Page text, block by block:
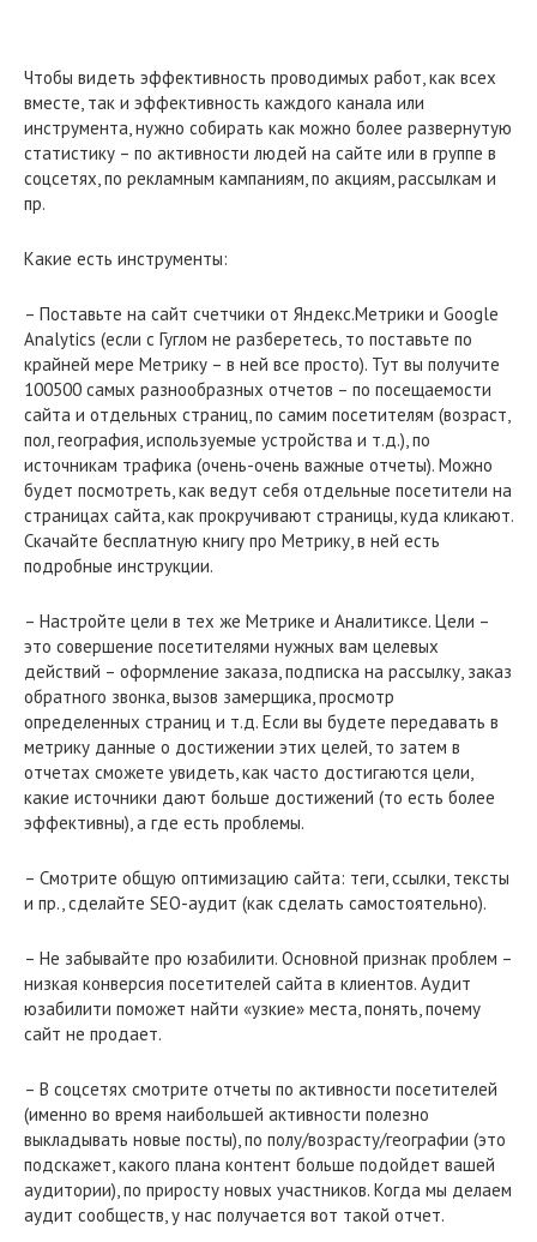
Чтобы видеть эффективность проводимых работ, как всех
вместе, так и эффективность каждого канала или
инструмента, нужно собирать как можно более развернутую
статистику – по активности людей на сайте или в группе в
соцсетях, по рекламным кампаниям, по акциям, рассылкам и
пр.
Какие есть инструменты:
– Поставьте на сайт счетчики от Яндекс.Метрики и Google
Analytics (если с Гуглом не разберетесь, то поставьте по
крайней мере Метрику – в ней все просто). Тут вы получите
100500 самых разнообразных отчетов – по посещаемости
сайта и отдельных страниц, по самим посетителям (возраст,
пол, география, используемые устройства и т.д.), по
источникам трафика (очень-очень важные отчеты). Можно
будет посмотреть, как ведут себя отдельные посетители на
страницах сайта, как прокручивают страницы, куда кликают.
Скачайте бесплатную книгу про Метрику, в ней есть
подробные инструкции.
– Настройте цели в тех же Метрике и Аналитиксе. Цели –
это совершение посетителями нужных вам целевых
действий – оформление заказа, подписка на рассылку, заказ
обратного звонка, вызов замерщика, просмотр
определенных страниц и т.д. Если вы будете передавать в
метрику данные о достижении этих целей, то затем в
отчетах сможете увидеть, как часто достигаются цели,
какие источники дают больше достижений (то есть более
эффективны), а где есть проблемы.
– Смотрите общую оптимизацию сайта: теги, ссылки, тексты
и пр., сделайте SEO-аудит (как сделать самостоятельно).
– Не забывайте про юзабилити. Основной признак проблем –
низкая конверсия посетителей сайта в клиентов. Аудит
юзабилити поможет найти «узкие» места, понять, почему
сайт не продает.
– В соцсетях смотрите отчеты по активности посетителей
(именно во время наибольшей активности полезно
выкладывать новые посты), по полу/возрасту/географии (это
подскажет, какого плана контент больше подойдет вашей
аудитории), по приросту новых участников. Когда мы делаем
аудит сообществ, у нас получается вот такой отчет.